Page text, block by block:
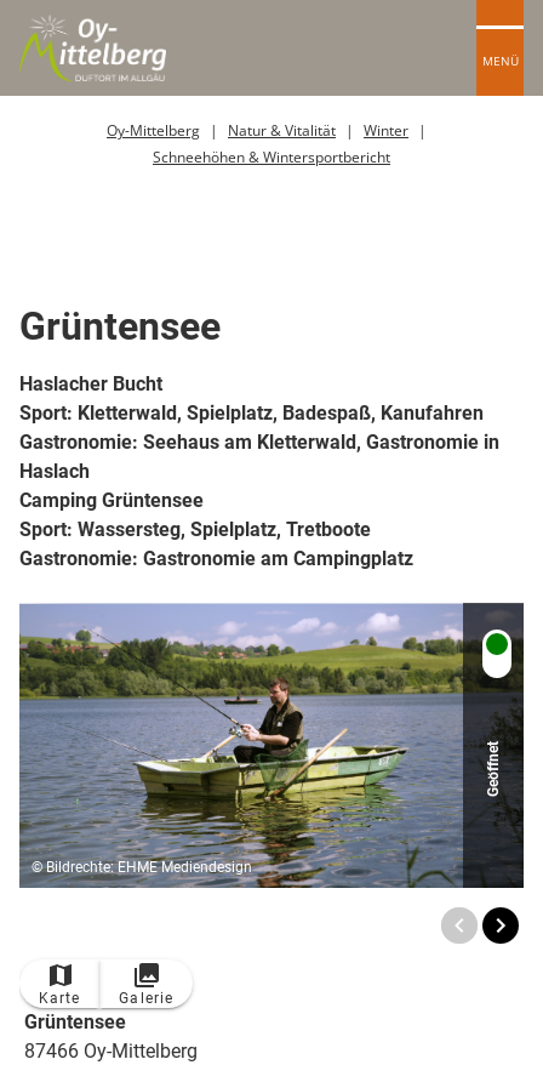
MENÜ
Oy-Mittelberg Natur & Vitalität
Winter
Schneehöhen & Wintersportbericht
Grüntensee
Haslacher Bucht
Sport: Kletterwald, Spielplatz, Badespaß, Kanufahren
Gastronomie: Seehaus am Kletterwald, Gastronomie in
Haslach
Camping Grüntensee
Sport: Wassersteg, Spielplatz, Tretboote
Gastronomie: Gastronomie am Campingplatz
© Bildrechte: EHME Mediendesign
Geöffnet
Karte Galerie
Grüntensee
87466 Oy-Mittelberg